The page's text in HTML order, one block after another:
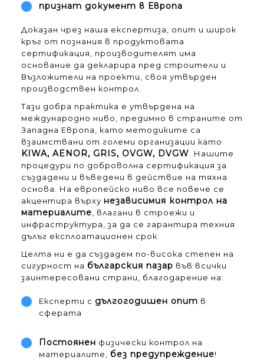
признат документ в Европа
Доказан чрез наша експертиза, опит и широк
кръг от познания в продуктовата
сертификация, производителят има
основание да декларира пред строители и
Възложители на проекти, своя утвърден
производствен контрол.
Тази добра практика е утвърдена на
международно ниво, предимно в страните от
Западна Европа, като методиките са
взаимствани от големи организации като
KIWA, AENOR, GRIS, OVGW, DVGW . Нашите
процедури по доброволна сертификация за
създадени и въведени в действие на тяхна
основа. На европейско ниво все повече се
акцентира върху независимия контрол на
материалите , влагани в строежи и
инфраструктура, за да се гарантира техния
дълъг експлоатационен срок.
Целта ни е да създадем по-висока степен на
сигурност на българския пазар във всички
заинтересовани страни, благодарение на:
Експерти с дългогодишен опит в
сферата
Постоянен физически контрол на
материалите, без предупреждение!